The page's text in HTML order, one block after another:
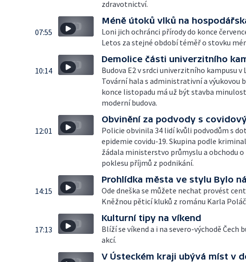
zdravotnictví.
07:55
Méně útoků vlků na
Loni jich ochránci přírody do konce
Letos za stejné období téměř o stovku
10:14
Demolice části univerzitního
Budova E2 v srdci univerzitního kampusu v
Tovární hala s administrativní a výukovou
konce listopadu má už být stavba
moderní budova.
12:01
Obvinění za podvody s
Policie obvinila 34 lidí kvůli podvodům s
epidemie covidu-19. Skupina podle
žádala ministerstvo průmyslu a obchodu o
poklesu příjmů z podnikání.
14:15
Prohlídka města ve stylu Bylo
Ode dneška se můžete nechat provést
Kněžnou pěticí kluků z románu Karla
17:13
Kulturní tipy na víkend
Blíží se víkend a i na severo-východě Čech
akcí.
V Ústeckém kraji ubývá míst v